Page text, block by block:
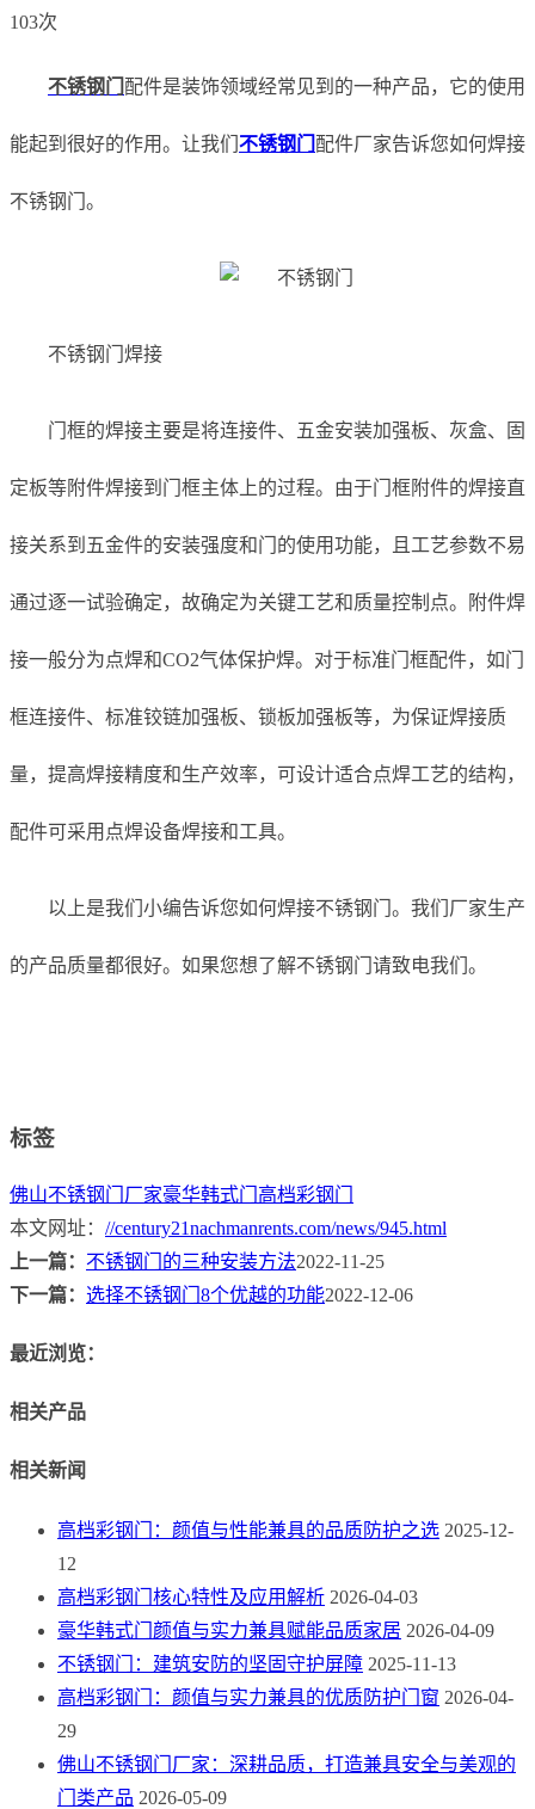
103次
不锈钢门 配件是装饰领域经常见到的一种产品，它的使用
能起到很好的作用。让我们 不锈钢门 配件厂家告诉您如何焊接
不锈钢门。
不锈钢门焊接
门框的焊接主要是将连接件、五金安装加强板、灰盒、固
定板等附件焊接到门框主体上的过程。由于门框附件的焊接直
接关系到五金件的安装强度和门的使用功能，且工艺参数不易
通过逐一试验确定，故确定为关键工艺和质量控制点。附件焊
接一般分为点焊和CO2气体保护焊。对于标准门框配件，如门
框连接件、标准铰链加强板、锁板加强板等，为保证焊接质
量，提高焊接精度和生产效率，可设计适合点焊工艺的结构，
配件可采用点焊设备焊接和工具。
以上是我们小编告诉您如何焊接不锈钢门。我们厂家生产
的产品质量都很好。如果您想了解不锈钢门请致电我们。
标签
佛山不锈钢门厂家豪华韩式门 高档彩钢门
本文网址： //century21nachmanrents.com/news/945.html
上一篇： 不锈钢门的三种安装方法2022-11-25
下一篇： 选择不锈钢门8个优越的功能2022-12-06
最近浏览：
相关产品
相关新闻
高档彩钢门：颜值与性能兼具的品质防护之选 2025-12-
12
高档彩钢门核心特性及应用解析 2026-04-03
豪华韩式门颜值与实力兼具赋能品质家居 2026-04-09
不锈钢门：建筑安防的坚固守护屏障 2025-11-13
高档彩钢门：颜值与实力兼具的优质防护门窗 2026-04-
29
佛山不锈钢门厂家：深耕品质，打造兼具安全与美观的
门类产品 2026-05-09